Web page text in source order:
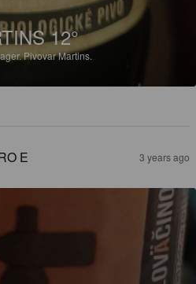
12°
Pivovar Martins.
E 3 years ago